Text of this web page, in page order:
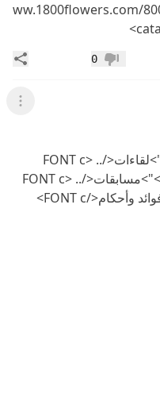
ww.1800flowers.com/
عدم إعجاب
0
عرض
<FONT COLOR="Purple">لقاءات</FONT c> ..
<FONT COLOR="Maroon">مسابقات</FONT c> ..